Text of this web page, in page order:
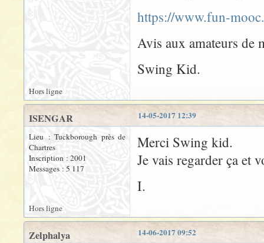
https://www.fun-
Avis aux amateurs de
Swing Kid.
Hors ligne
14-05-2017 12:39
ISENGAR
Lieu : Tuckborough près de
Chartres
Inscription : 2001
Messages : 5 117
Merci Swing kid.
Je vais regarder ça et
I.
Hors ligne
14-06-2017 09:52
Zelphalya